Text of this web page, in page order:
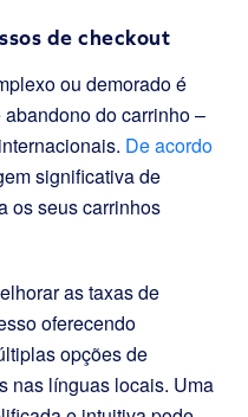
de checkout
ou demorado é
do carrinho –
De acordo
significativa de
os seus carrinhos
as taxas de
oferecendo
opções de
nas línguas locais. Uma